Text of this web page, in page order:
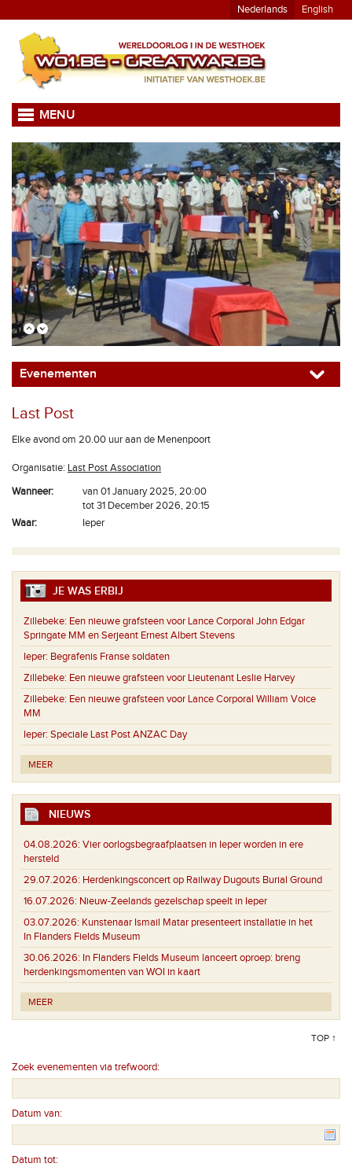
Nederlands English
MENU
Evenementen
Last Post
Elke avond om 20.00 uur aan de Menenpoort
Organisatie: Last Post Association
Wanneer:
van 01 January 2025, 20:00
tot 31 December 2026, 20:15
Waar:
Ieper
JE WAS ERBIJ
Zillebeke: Een nieuwe grafsteen voor Lance Corporal John Edgar
Springate MM en Serjeant Ernest Albert Stevens
Ieper: Begrafenis Franse soldaten
Zillebeke: Een nieuwe grafsteen voor Lieutenant Leslie Harvey
Zillebeke: Een nieuwe grafsteen voor Lance Corporal William Voice
MM
Ieper: Speciale Last Post ANZAC Day
MEER
NIEUWS
04.08.2026: Vier oorlogsbegraafplaatsen in Ieper worden in ere
hersteld
29.07.2026: Herdenkingsconcert op Railway Dugouts Burial Ground
16.07.2026: Nieuw-Zeelands gezelschap speelt in Ieper
03.07.2026: Kunstenaar Ismail Matar presenteert installatie in het
In Flanders Fields Museum
30.06.2026: In Flanders Fields Museum lanceert oproep: breng
herdenkingsmomenten van WOI in kaart
MEER
TOP ↑
Zoek evenementen via trefwoord:
Datum van:
Datum tot: